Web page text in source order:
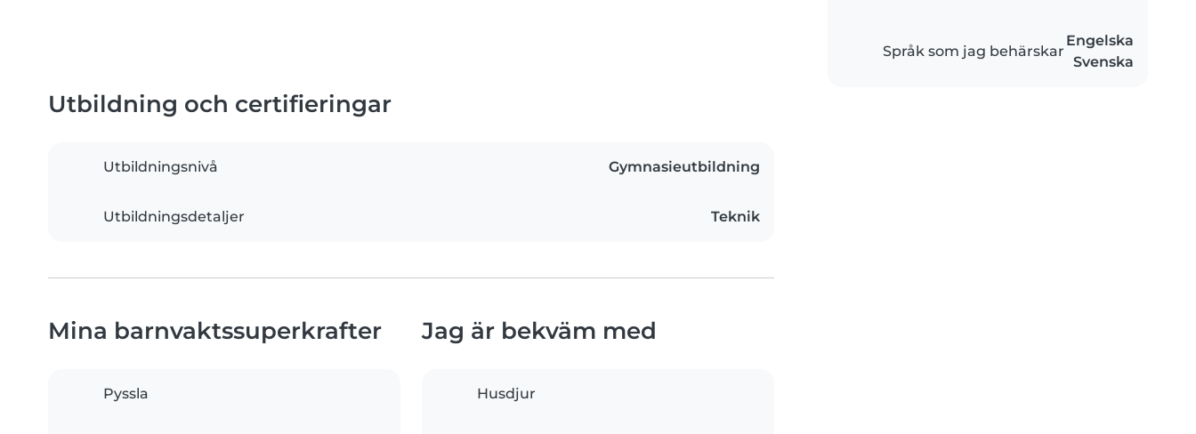
Språk som jag behärskar
Engelska
Svenska
Utbildning och certifieringar
Utbildningsnivå Gymnasieutbildning
Utbildningsdetaljer Teknik
Mina barnvaktssuperkrafter
Pyssla
Jag är bekväm med
Husdjur